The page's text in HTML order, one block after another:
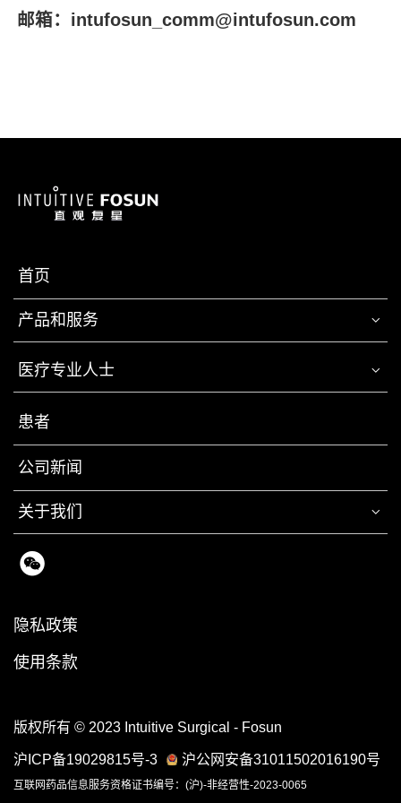
邮箱：intufosun_comm@intufosun.com
首页
产品和服务
医疗专业人士
患者
公司新闻
关于我们
隐私政策
使用条款
版权所有 © 2023 Intuitive Surgical - Fosun
沪ICP备19029815号-3 沪公网安备31011502016190号
互联网药品信息服务资格证书编号：(沪)-非经营性-2023-0065